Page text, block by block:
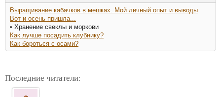
Выращивание кабачков в мешках. Мой личный опыт и выводы
Вот и осень пришла...
• Хранение свеклы и моркови
Как лучше посадить клубнику?
Как бороться с осами?
Последние читатели: